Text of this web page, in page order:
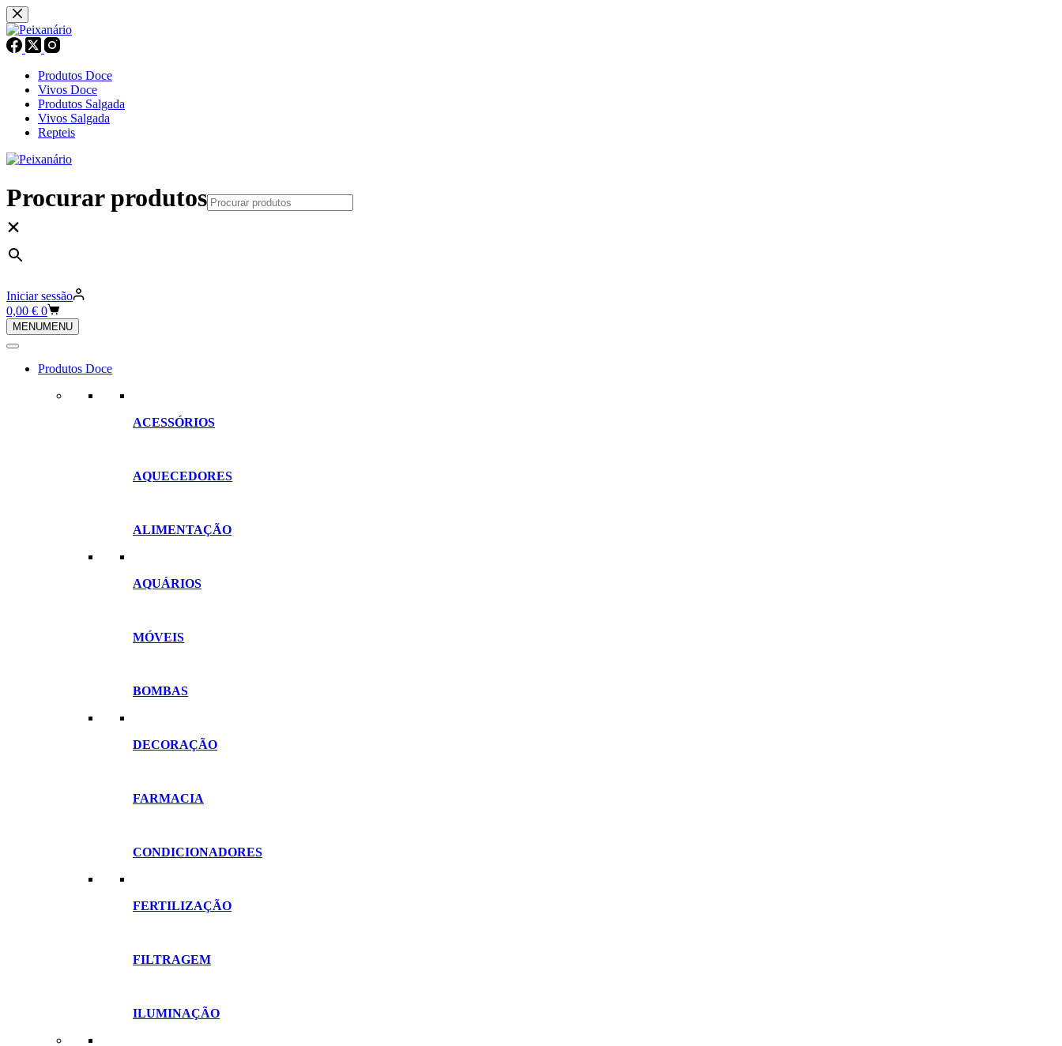
Pular
para
o
conteúdo
Produtos Doce
Vivos Doce
Produtos Salgada
Vivos Salgada
Repteis
Procurar produtos
×
Iniciar sessão
Carrinho
de
compras
0,00 € 0
MENUMENU
Produtos Doce
ACESSÓRIOS
AQUECEDORES
ALIMENTAÇÃO
AQUÁRIOS
MÓVEIS
BOMBAS
DECORAÇÃO
FARMACIA
CONDICIONADORES
FERTILIZAÇÃO
FILTRAGEM
ILUMINAÇÃO